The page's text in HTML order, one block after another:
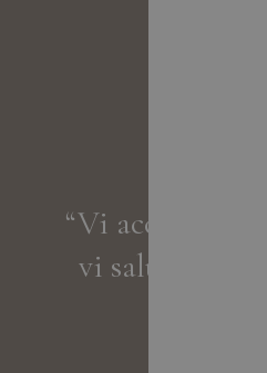
“Vi accogliamo
vi salutiamo